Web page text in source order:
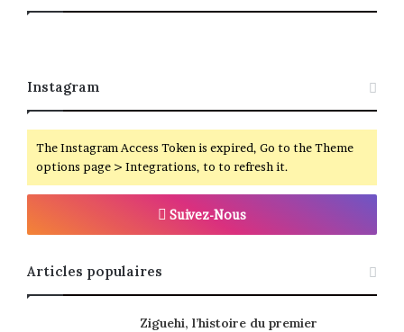
Instagram
The Instagram Access Token is expired, Go to the Theme
options page > Integrations, to to refresh it.
Suivez-Nous
Articles populaires
Ziguehi, l’histoire du premier